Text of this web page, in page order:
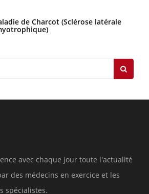
de Charcot (Sclérose latérale
avec chaque jour toute l'actualité
des médecins en exercice et les
spécialistes.